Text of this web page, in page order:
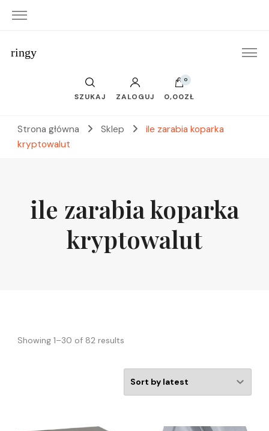
ringy
SZUKAJ ZALOGUJ
0
0,00ZŁ
Strona główna Sklep
ile zarabia koparka
kryptowalut
ile zarabia koparka
kryptowalut
Showing 1–30 of 82 results